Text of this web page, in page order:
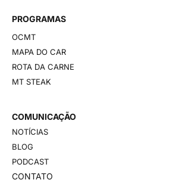
PROGRAMAS
OCMT
MAPA DO CAR
ROTA DA CARNE
MT STEAK
COMUNICAÇÃO
NOTÍCIAS
BLOG
PODCAST
CONTATO